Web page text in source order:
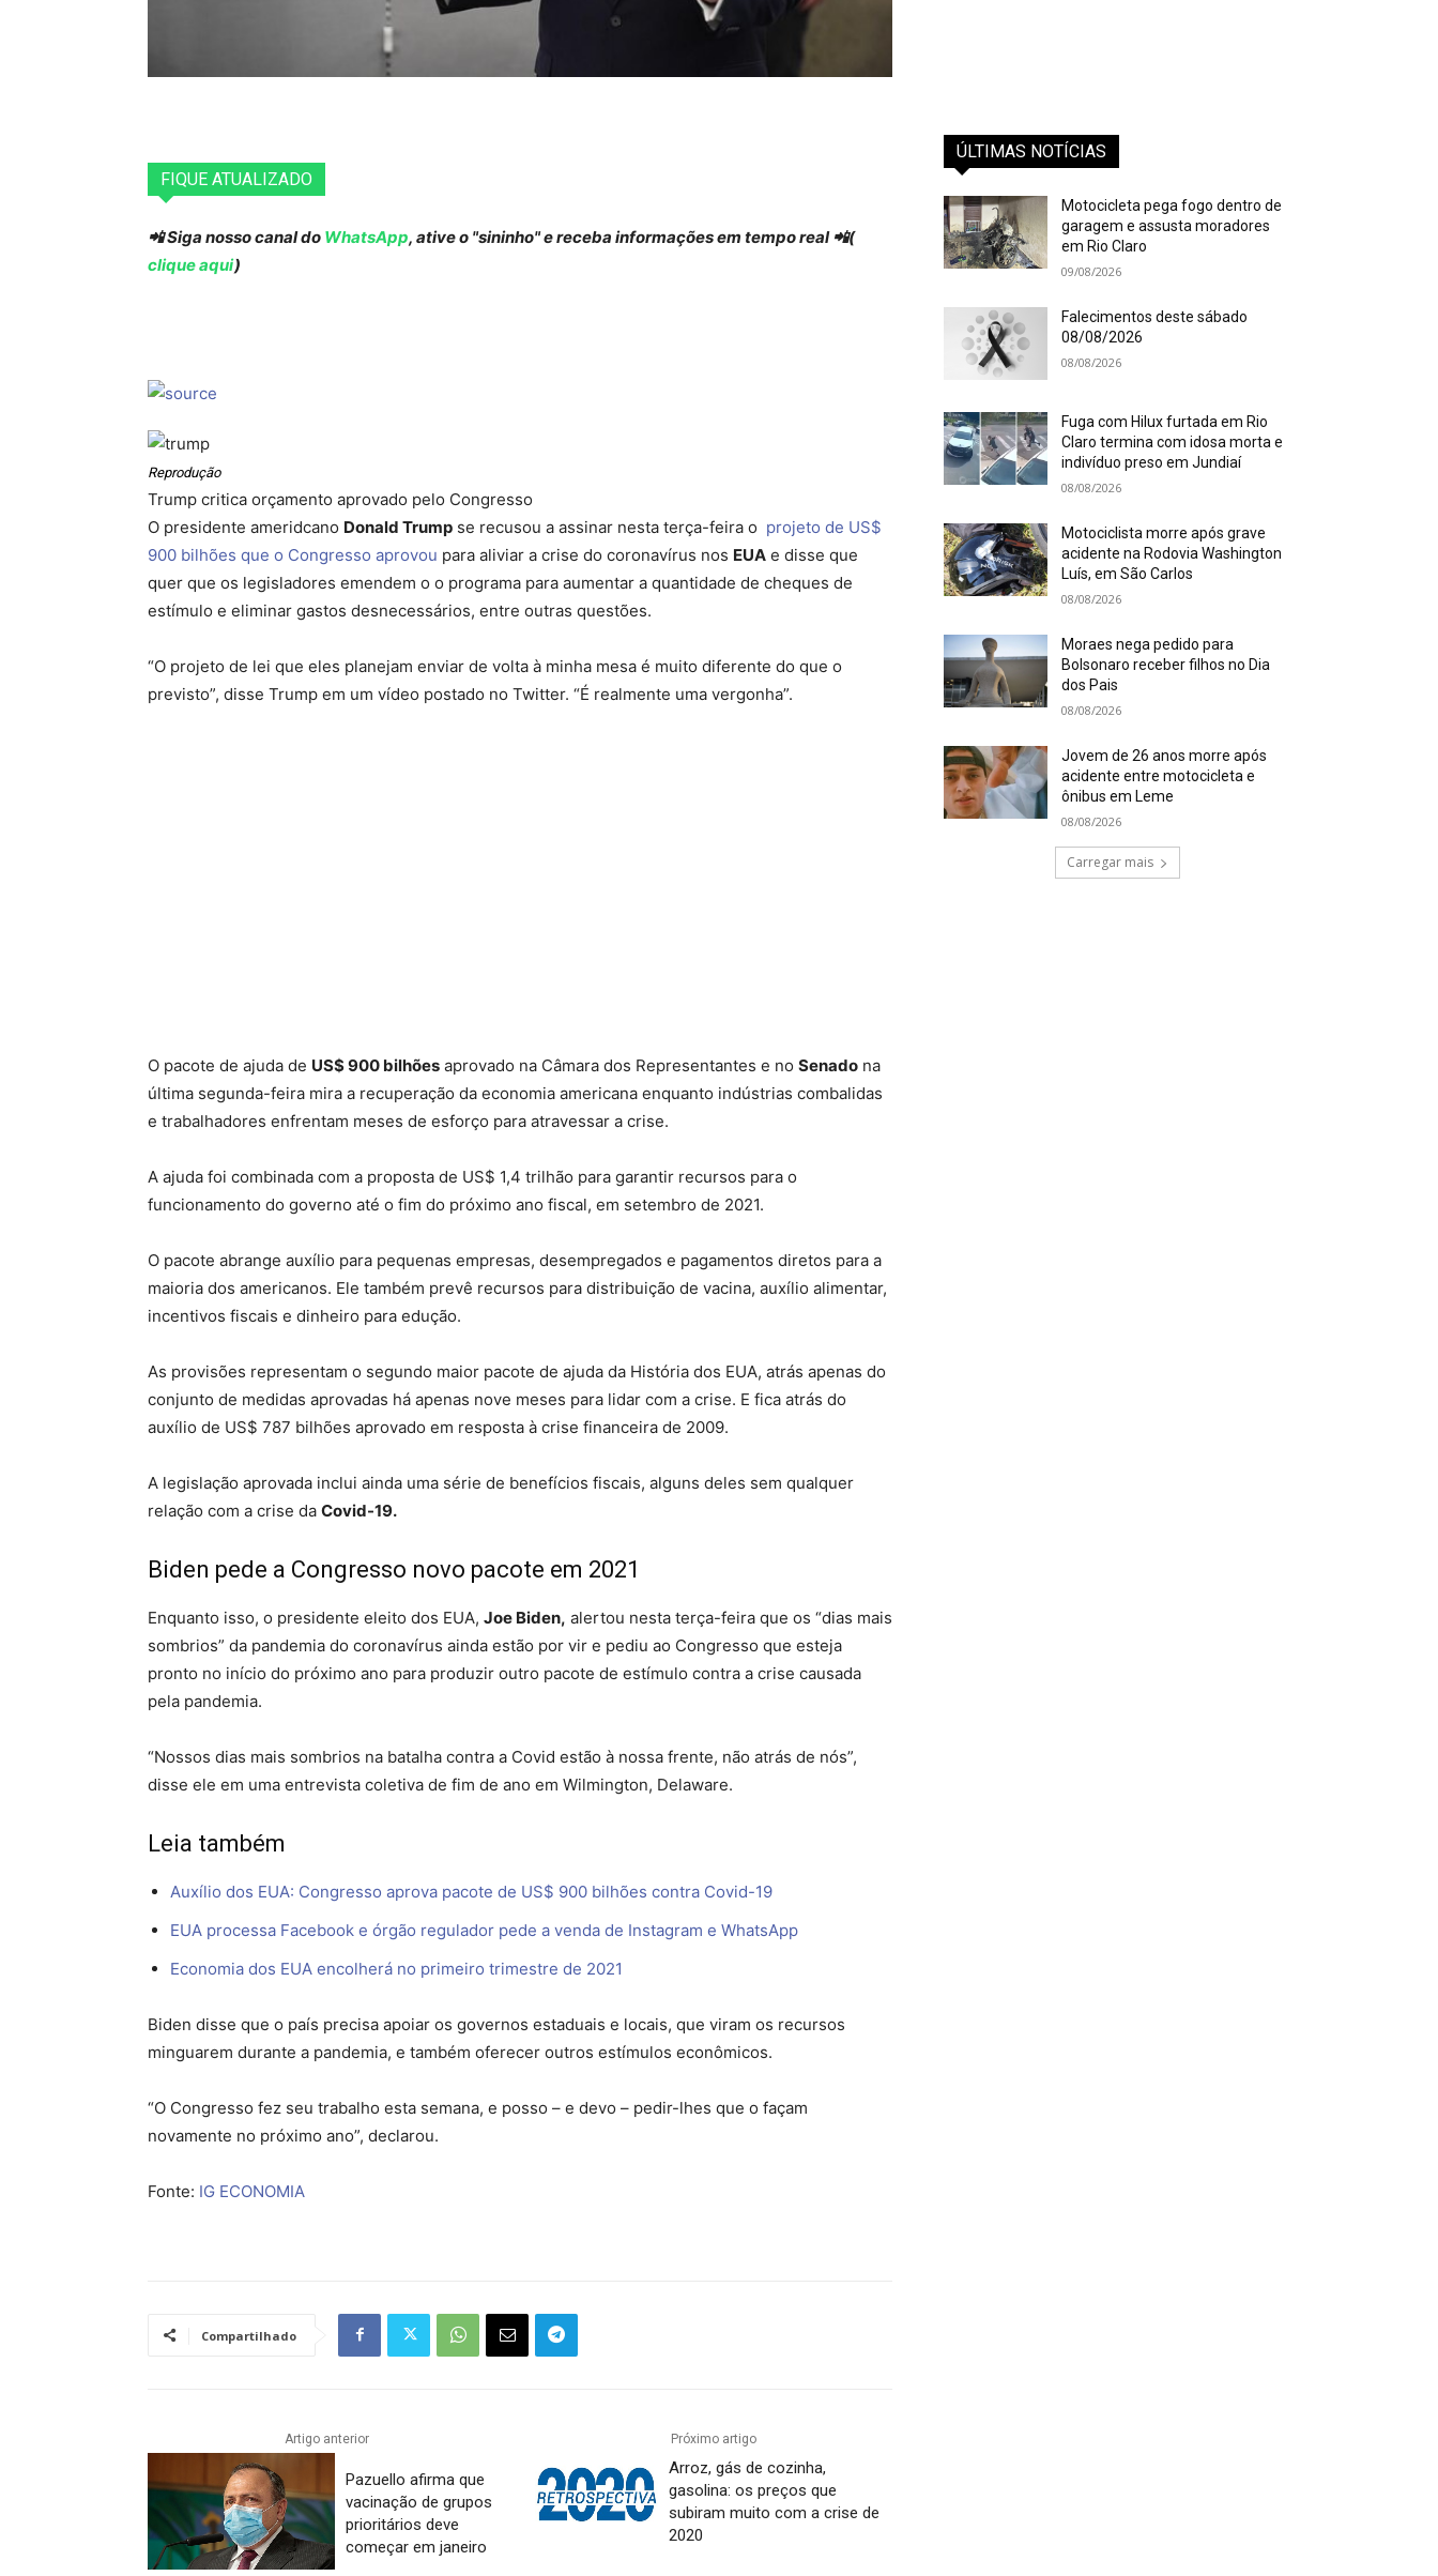
FIQUE ATUALIZADO
📲 Siga nosso canal do WhatsApp, ative o "sininho" e receba informações em tempo real 📲(
clique aqui)
Reprodução
Trump critica orçamento aprovado pelo Congresso
O presidente ameridcano Donald Trump se recusou a assinar nesta terça-feira o projeto de US$
900 bilhões que o Congresso aprovou para aliviar a crise do coronavírus nos EUA e disse que
quer que os legisladores emendem o o programa para aumentar a quantidade de cheques de
estímulo e eliminar gastos desnecessários, entre outras questões.
“O projeto de lei que eles planejam enviar de volta à minha mesa é muito diferente do que o
previsto”, disse Trump em um vídeo postado no Twitter. “É realmente uma vergonha”.
O pacote de ajuda de US$ 900 bilhões aprovado na Câmara dos Representantes e no Senado na
última segunda-feira mira a recuperação da economia americana enquanto indústrias combalidas
e trabalhadores enfrentam meses de esforço para atravessar a crise.
A ajuda foi combinada com a proposta de US$ 1,4 trilhão para garantir recursos para o
funcionamento do governo até o fim do próximo ano fiscal, em setembro de 2021.
O pacote abrange auxílio para pequenas empresas, desempregados e pagamentos diretos para a
maioria dos americanos. Ele também prevê recursos para distribuição de vacina, auxílio alimentar,
incentivos fiscais e dinheiro para edução.
As provisões representam o segundo maior pacote de ajuda da História dos EUA, atrás apenas do
conjunto de medidas aprovadas há apenas nove meses para lidar com a crise. E fica atrás do
auxílio de US$ 787 bilhões aprovado em resposta à crise financeira de 2009.
A legislação aprovada inclui ainda uma série de benefícios fiscais, alguns deles sem qualquer
relação com a crise da Covid-19.
Biden pede a Congresso novo pacote em 2021
Enquanto isso, o presidente eleito dos EUA, Joe Biden, alertou nesta terça-feira que os “dias mais
sombrios” da pandemia do coronavírus ainda estão por vir e pediu ao Congresso que esteja
pronto no início do próximo ano para produzir outro pacote de estímulo contra a crise causada
pela pandemia.
“Nossos dias mais sombrios na batalha contra a Covid estão à nossa frente, não atrás de nós”,
disse ele em uma entrevista coletiva de fim de ano em Wilmington, Delaware.
Leia também
Auxílio dos EUA: Congresso aprova pacote de US$ 900 bilhões contra Covid-19
EUA processa Facebook e órgão regulador pede a venda de Instagram e WhatsApp
Economia dos EUA encolherá no primeiro trimestre de 2021
Biden disse que o país precisa apoiar os governos estaduais e locais, que viram os recursos
minguarem durante a pandemia, e também oferecer outros estímulos econômicos.
“O Congresso fez seu trabalho esta semana, e posso – e devo – pedir-lhes que o façam
novamente no próximo ano”, declarou.
Fonte: IG ECONOMIA
Compartilhado
Artigo anterior
Pazuello afirma que
vacinação de grupos
prioritários deve
começar em janeiro
Próximo artigo
Arroz, gás de cozinha,
gasolina: os preços que
subiram muito com a crise de
2020
ÚLTIMAS NOTÍCIAS
Motocicleta pega fogo dentro de
garagem e assusta moradores
em Rio Claro
09/08/2026
Falecimentos deste sábado
08/08/2026
08/08/2026
Fuga com Hilux furtada em Rio
Claro termina com idosa morta e
indivíduo preso em Jundiaí
08/08/2026
Motociclista morre após grave
acidente na Rodovia Washington
Luís, em São Carlos
08/08/2026
Moraes nega pedido para
Bolsonaro receber filhos no Dia
dos Pais
08/08/2026
Jovem de 26 anos morre após
acidente entre motocicleta e
ônibus em Leme
08/08/2026
Carregar mais